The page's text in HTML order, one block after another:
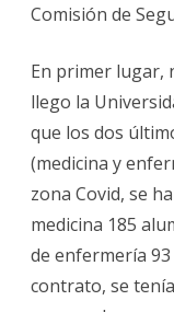
Comisión de
En primer lugar,
llego la
que los dos
(medicina y
zona Covid, se
medicina 185
de enfermería
contrato, se